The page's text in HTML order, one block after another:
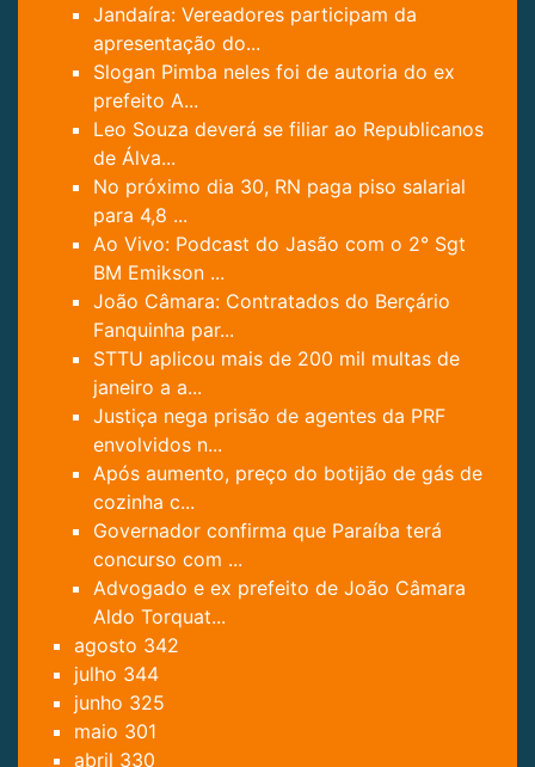
Jandaíra: Vereadores participam da
apresentação do...
Slogan Pimba neles foi de autoria do ex
prefeito A...
Leo Souza deverá se filiar ao Republicanos
de Álva...
No próximo dia 30, RN paga piso salarial
para 4,8 ...
Ao Vivo: Podcast do Jasão com o 2° Sgt
BM Emikson ...
João Câmara: Contratados do Berçário
Fanquinha par...
STTU aplicou mais de 200 mil multas de
janeiro a a...
Justiça nega prisão de agentes da PRF
envolvidos n...
Após aumento, preço do botijão de gás de
cozinha c...
Governador confirma que Paraíba terá
concurso com ...
Advogado e ex prefeito de João Câmara
Aldo Torquat...
agosto 342
julho 344
junho 325
maio 301
abril 330